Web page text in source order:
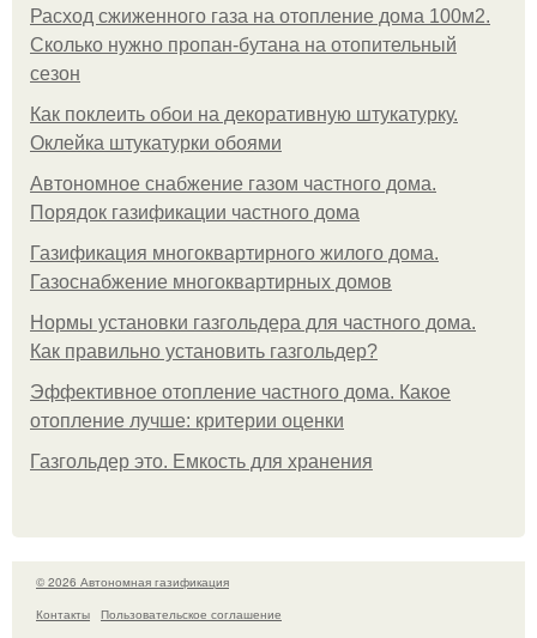
Расход сжиженного газа на отопление дома 100м2.
Сколько нужно пропан-бутана на отопительный
сезон
Как поклеить обои на декоративную штукатурку.
Оклейка штукатурки обоями
Автономное снабжение газом частного дома.
Порядок газификации частного дома
Газификация многоквартирного жилого дома.
Газоснабжение многоквартирных домов
Нормы установки газгольдера для частного дома.
Как правильно установить газгольдер?
Эффективное отопление частного дома. Какое
отопление лучше: критерии оценки
Газгольдер это. Емкость для хранения
© 2026 Автономная газификация
Контакты
Пользовательское соглашение